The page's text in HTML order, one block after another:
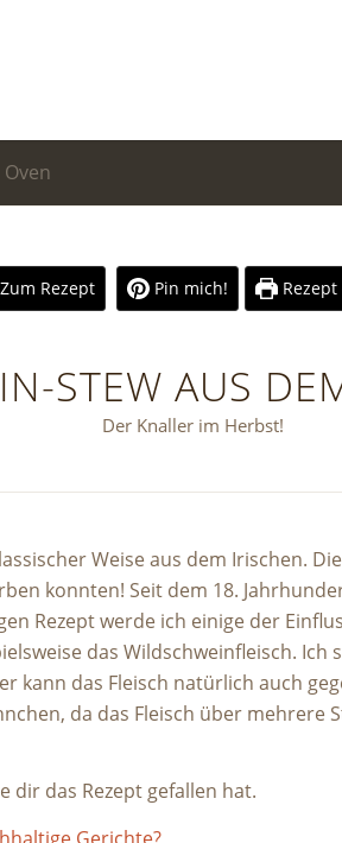
Zum Rezept Pin mich! Rezept
STEW AUS
Der Knaller im Herbst!
Weise aus dem Irischen.
konnten! Seit dem 18.
Rezept werde ich einige der
das Wildschweinfleisch. Ich
kann das Fleisch natürlich auch
da das Fleisch über mehrere
dir das Rezept gefallen hat.